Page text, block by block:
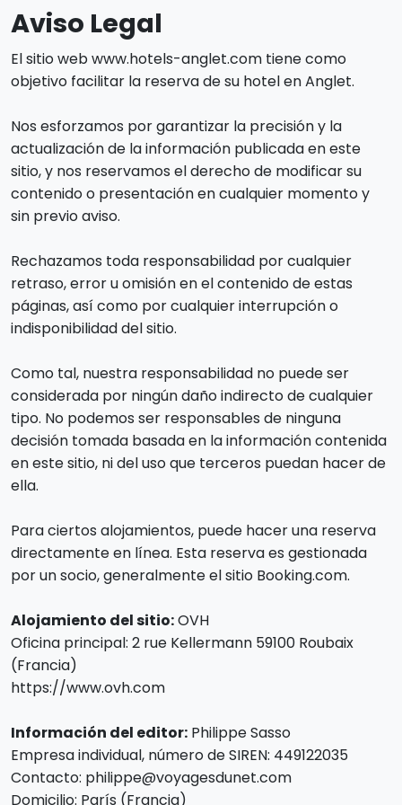
Aviso Legal
El sitio web www.hotels-anglet.com tiene como
objetivo facilitar la reserva de su hotel en Anglet.
Nos esforzamos por garantizar la precisión y la
actualización de la información publicada en este
sitio, y nos reservamos el derecho de modificar su
contenido o presentación en cualquier momento y
sin previo aviso.
Rechazamos toda responsabilidad por cualquier
retraso, error u omisión en el contenido de estas
páginas, así como por cualquier interrupción o
indisponibilidad del sitio.
Como tal, nuestra responsabilidad no puede ser
considerada por ningún daño indirecto de cualquier
tipo. No podemos ser responsables de ninguna
decisión tomada basada en la información contenida
en este sitio, ni del uso que terceros puedan hacer de
ella.
Para ciertos alojamientos, puede hacer una reserva
directamente en línea. Esta reserva es gestionada
por un socio, generalmente el sitio Booking.com.
Alojamiento del sitio:OVH
Oficina principal: 2 rue Kellermann 59100 Roubaix
(Francia)
https://www.ovh.com
Información del editor: Philippe Sasso
Empresa individual, número de SIREN: 449122035
Contacto: philippe@voyagesdunet.com
Domicilio: París (Francia)